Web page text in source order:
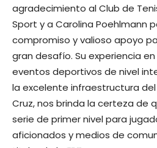
agradecimiento al Club de
Sport y a Carolina Poehlmann
compromiso y valioso apoyo
gran desafío. Su experiencia
eventos deportivos de nivel
la excelente infraestructura
Cruz, nos brinda la certeza de
serie de primer nivel para
aficionados y medios de